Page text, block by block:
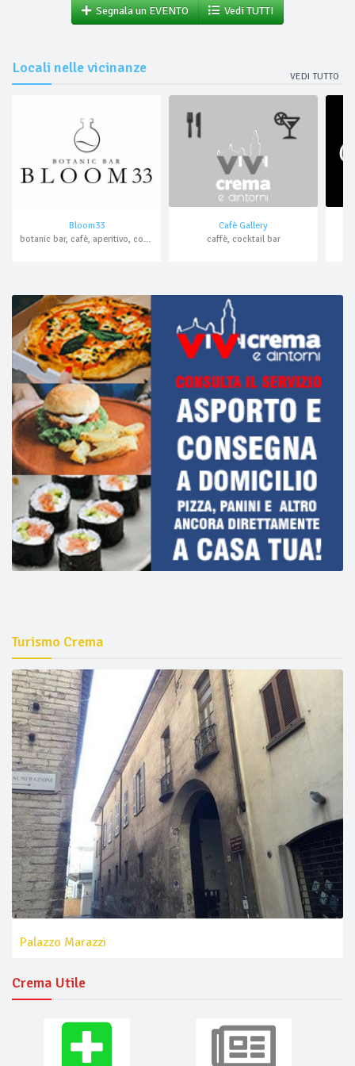
Segnala un EVENTO Vedi TUTTI
Locali nelle vicinanze
VEDI TUTTO
Bloom33
botanic bar, cafè, aperitivo, cocktail bar, asporto, domicilio
Cafè Gallery
caffè, cocktail bar
Turismo Crema
Palazzo Marazzi
Crema Utile